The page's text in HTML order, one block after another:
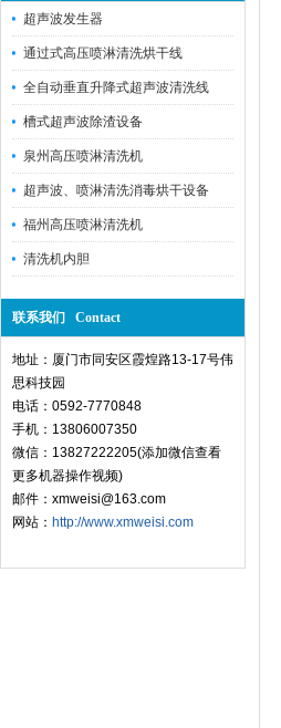
超声波发生器
通过式高压喷淋清洗烘干线
全自动垂直升降式超声波清洗线
槽式超声波除渣设备
泉州高压喷淋清洗机
超声波、喷淋清洗消毒烘干设备
福州高压喷淋清洗机
清洗机内胆
联系我们 Contact
地址：厦门市同安区霞煌路13-17号伟
思科技园
电话：0592-7770848
手机：13806007350
微信：13827222205(添加微信查看
更多机器操作视频)
邮件：xmweisi@163.com
网站： http://www.xmweisi.com